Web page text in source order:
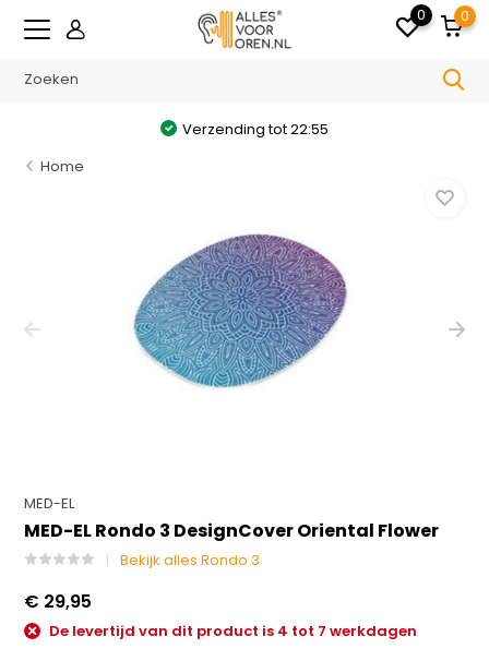
0 0
Verzending tot 22:55
Home
MED-EL
MED-EL Rondo 3 DesignCover Oriental Flower
Bekijk alles Rondo 3
€ 29,95
De levertijd van dit product is 4 tot 7 werkdagen